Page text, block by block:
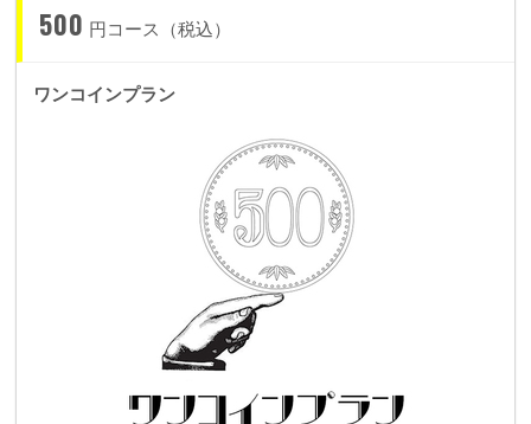
あきらめたこと。
やり切れなかったことがあるという悔しい想いがあるからで
す。
◢◤◢◤◢◤◢◤◢◤◢◤◢◤◢◤
前回やり残したこと
500 円コース（税込）
ワンコインプラン